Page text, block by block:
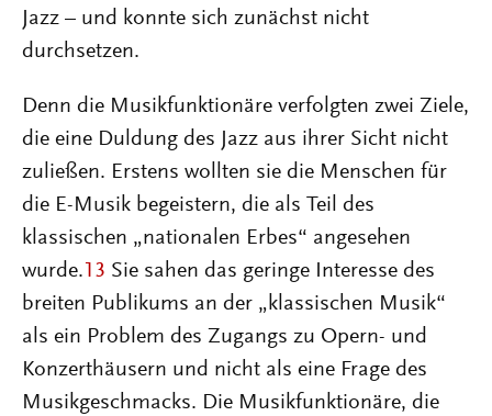
Jazz – und konnte sich zunächst nicht
durchsetzen.
Denn die Musikfunktionäre verfolgten zwei Ziele,
die eine Duldung des Jazz aus ihrer Sicht nicht
zuließen. Erstens wollten sie die Menschen für
die E-Musik begeistern, die als Teil des
klassischen „nationalen Erbes“ angesehen
wurde. 13 Sie sahen das geringe Interesse des
breiten Publikums an der „klassischen Musik“
als ein Problem des Zugangs zu Opern- und
Konzerthäusern und nicht als eine Frage des
Musikgeschmacks. Die Musikfunktionäre, die